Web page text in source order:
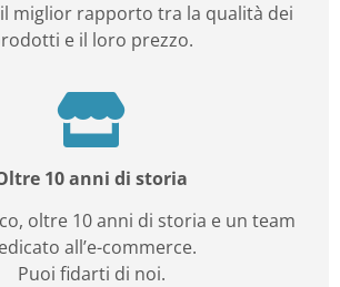
miglior rapporto tra la qualità dei
e il loro prezzo.
10 anni di storia
oltre 10 anni di storia e un team
all’e-commerce.
Puoi fidarti di noi.